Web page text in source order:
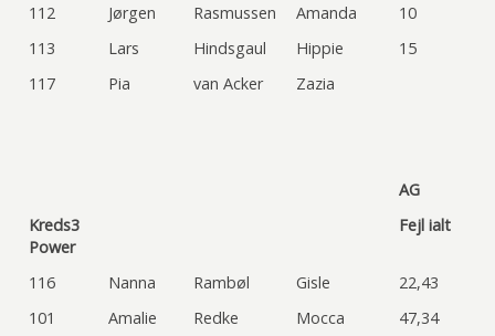
112
Jørgen Rasmussen Amanda
10
113
Lars Hindsgaul Hippie
15
117
Pia van Acker Zazia
AG
Kreds3
Power
Fejl ialt
116 Nanna Rambøl Gisle
22,43
101
Amalie Redke Mocca
47,34